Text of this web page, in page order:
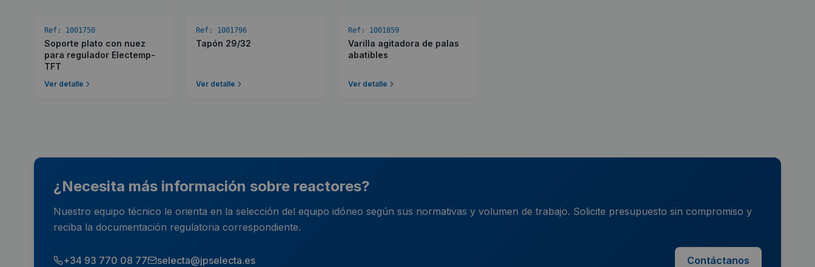
Ref: 1001750
Soporte plato con nuez
para regulador Electemp-
TFT
Ver detalle
Ref: 1001796
Tapón 29/32
Ver detalle
Ref: 1001859
Varilla agitadora de palas
abatibles
Ver detalle
¿Necesita más información sobre reactores?
Nuestro equipo técnico le orienta en la selección del equipo idóneo según sus normativas y volumen de trabajo. Solicite presupuesto sin compromiso y
reciba la documentación regulatoria correspondiente.
+34 93 770 08 77 selecta@jpselecta.es Contáctanos